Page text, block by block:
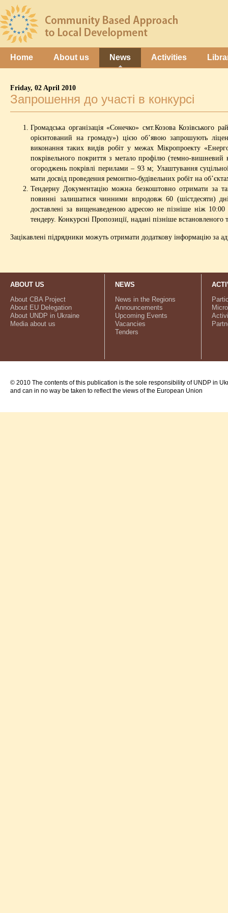
Home About us News Activities
Friday, 02 April 2010
Запрошення до участі в конкурсі
Громадська організація «Сонечко» смт.Козова
орієнтований на громаду») цією об’явою запрошують
виконання таких видів робіт у межах Мікропроекту
покрівельного покриття з метало профілю (темно-
огороджень покрівлі перилами – 93 м; Улаштування
мати досвід проведення ремонтно-будівельних робіт на
Тендерну Документацію можна безкоштовно отримати за
повинні залишатися чинними впродовж 60 (шістдесяти)
доставлені за вищенаведеною адресою не пізніше ніж
тендеру. Конкурсні Пропозиції, надані пізніше
Зацікавлені підрядники можуть отримати додаткову інформацію
ABOUT US
About CBA Project
About EU Delegation
About UNDP in Ukraine
Media about us
NEWS
News in the Regions
Announcements
Upcoming Events
Vacancies
Tenders
© 2010 The contents of this publication is the sole responsibility of UNDP in
and can in no way be taken to reflect the views of the European Union